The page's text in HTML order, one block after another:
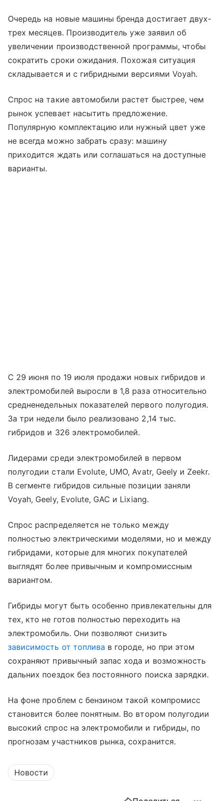
Очередь на новые машины бренда достигает двух-
трех месяцев. Производитель уже заявил об
увеличении производственной программы, чтобы
сократить сроки ожидания. Похожая ситуация
складывается и с гибридными версиями Voyah.
Спрос на такие автомобили растет быстрее, чем
рынок успевает насытить предложение.
Популярную комплектацию или нужный цвет уже
не всегда можно забрать сразу: машину
приходится ждать или соглашаться на доступные
варианты.
С 29 июня по 19 июля продажи новых гибридов и
электромобилей выросли в 1,8 раза относительно
средненедельных показателей первого полугодия.
За три недели было реализовано 2,14 тыс.
гибридов и 326 электромобилей.
Лидерами среди электромобилей в первом
полугодии стали Evolute, UMO, Avatr, Geely и Zeekr.
В сегменте гибридов сильные позиции заняли
Voyah, Geely, Evolute, GAC и Lixiang.
Спрос распределяется не только между
полностью электрическими моделями, но и между
гибридами, которые для многих покупателей
выглядят более привычным и компромиссным
вариантом.
Гибриды могут быть особенно привлекательны для
тех, кто не готов полностью переходить на
электромобиль. Они позволяют снизить
зависимость от топлива в городе, но при этом
сохраняют привычный запас хода и возможность
дальних поездок без постоянного поиска зарядки.
На фоне проблем с бензином такой компромисс
становится более понятным. Во втором полугодии
высокий спрос на электромобили и гибриды, по
прогнозам участников рынка, сохранится.
Новости